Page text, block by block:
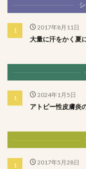
2017年8月11日
大量に汗をかく夏
2024年1月5日
アトピー性皮膚炎
2017年5月28日